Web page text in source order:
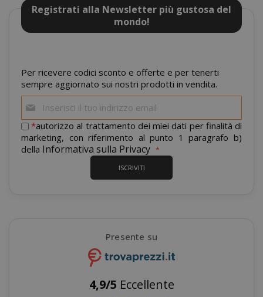
Registrati alla Newsletter più gustosa del
mondo!
Per ricevere codici sconto e offerte e per tenerti
sempre aggiornato sui nostri prodotti in vendita.
alla
nostra
newsletter:
*autorizzo al trattamento dei miei dati per finalità di
marketing, con riferimento al punto 1 paragrafo b)
della Informativa sulla Privacy
ISCRIVITI
Presente su
4,9/5 Eccellente
X-Magento-Vary Adobe Inc.